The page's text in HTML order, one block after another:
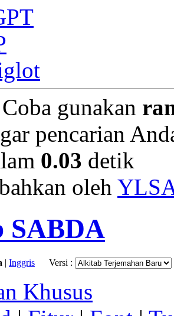
gunakan
pencarian
0.03 detik
oleh
SABDA
| Inggris Versi :
Khusus